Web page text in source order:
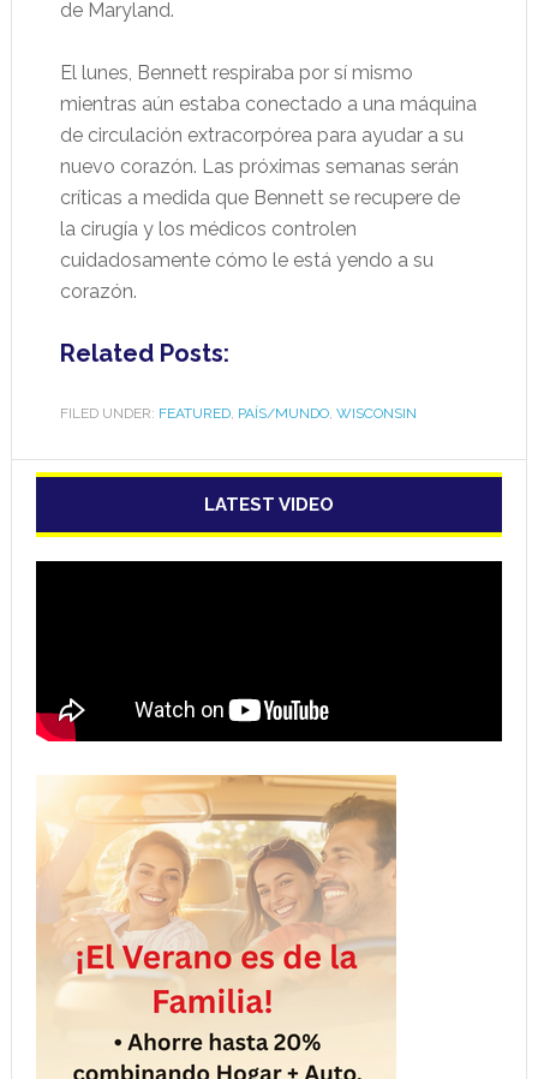
de Maryland.
El lunes, Bennett respiraba por sí mismo
mientras aún estaba conectado a una máquina
de circulación extracorpórea para ayudar a su
nuevo corazón. Las próximas semanas serán
críticas a medida que Bennett se recupere de
la cirugía y los médicos controlen
cuidadosamente cómo le está yendo a su
corazón.
Related Posts:
FILED UNDER: FEATURED, PAÍS/MUNDO, WISCONSIN
LATEST VIDEO